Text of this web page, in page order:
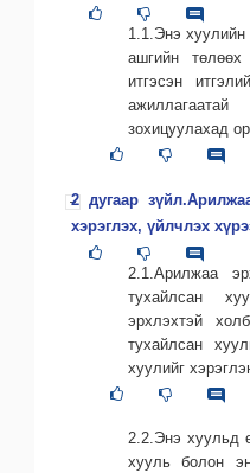
1.1.Энэ хуулийн
ашгийн
итгэсэн
зохицуулахад
2 дугаар
хэрэглэх, үйлчлэх
2.1.Арилжаа
тухайлсан
эрхлэхтэй
тухайлсан
хуулийг
2.2.Энэ хуульд
хууль болон